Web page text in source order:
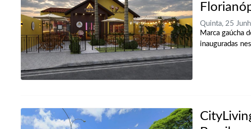
Quinta, 25
Marca gaúcha
inauguradas